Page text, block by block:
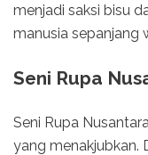
menjadi saksi bisu
manusia sepanjang
Seni Rupa
Seni Rupa
yang menakjubkan.